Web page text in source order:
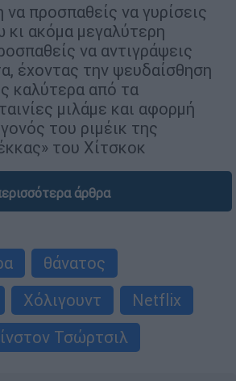
να προσπαθείς να γυρίσεις
κι ακόμα μεγαλύτερη
να αντιγράψεις
έχοντας την ψευδαίσθηση
καλύτερα από τα
μιλάμε και αφορμή
του ριμέικ της
του Χίτσκοκ
άρθρα
θάνατος
Χόλιγουντ
Netflix
Τσώρτσιλ